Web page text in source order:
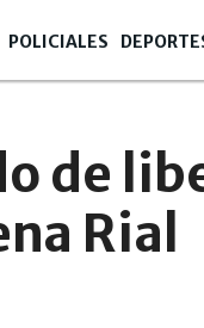
POLICIALES
de
Rial